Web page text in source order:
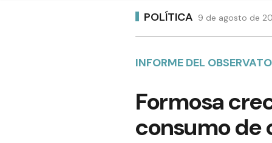
POLÍTICA 9 de agosto de
INFORME DEL
Formosa
consumo de